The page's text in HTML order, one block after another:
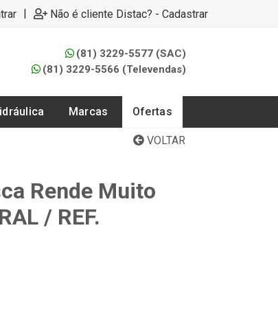
| Não é cliente Distac? - Cadastrar
(81) 3229-5577 (SAC)
(81) 3229-5566 (Televendas)
Marcas Ofertas
VOLTAR
Rende Muito
/ REF.